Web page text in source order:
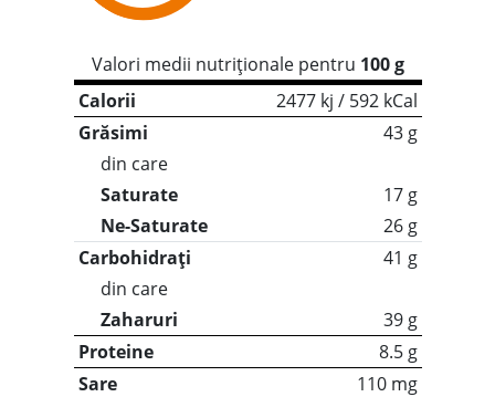
Valori medii nutriționale pentru 100 g
Calorii
2477 kj / 592 kCal
Grăsimi
43 g
din care
Saturate
17 g
Ne-Saturate
26 g
Carbohidrați
41 g
din care
Zaharuri
39 g
Proteine
8.5 g
Sare
110 mg